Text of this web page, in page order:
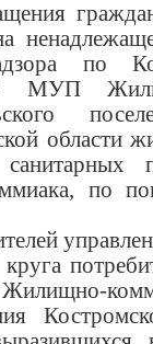
по
МУП
области
по